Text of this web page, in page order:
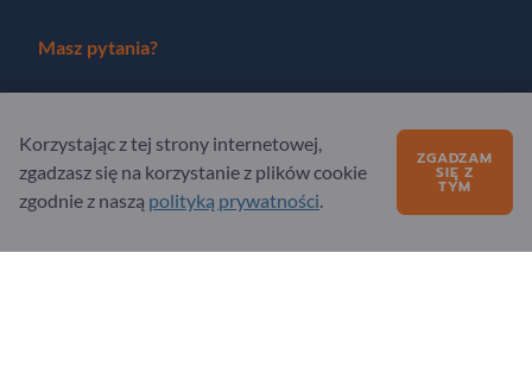
Masz pytania?
Nasza oferta usług
O nas
Korzystając z tej strony internetowej,
zgadzasz się na korzystanie z plików cookie
zgodnie z naszą polityką prywatności.
ZGADZAM
SIĘ Z
TYM